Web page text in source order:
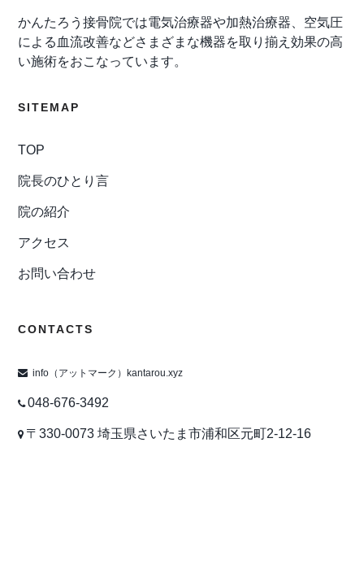
かんたろう接骨院では電気治療器や加熱治療器、空気圧
による血流改善などさまざまな機器を取り揃え効果の高
い施術をおこなっています。
SITEMAP
TOP
院長のひとり言
院の紹介
アクセス
お問い合わせ
CONTACTS
info（アットマーク）kantarou.xyz
048-676-3492
〒330-0073 埼玉県さいたま市浦和区元町2-12-16